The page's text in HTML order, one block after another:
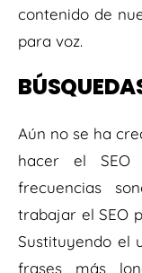
contenido de
para voz.
Aún no se ha
hacer el
frecuencias
trabajar el SEO
Sustituyendo el
frases más